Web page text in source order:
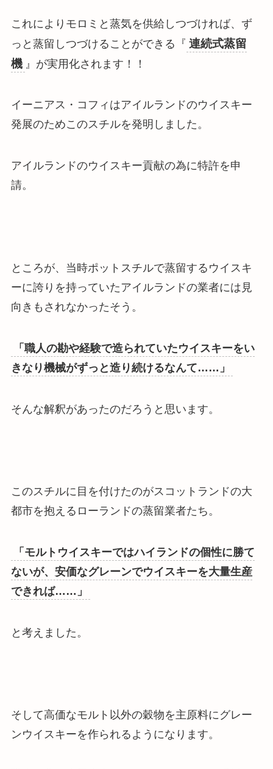
これによりモロミと蒸気を供給しつづければ、ず
っと蒸留しつづけることができる『 連続式蒸留
機 』が実用化されます！！
イーニアス・コフィはアイルランドのウイスキー
発展のためこのスチルを発明しました。
アイルランドのウイスキー貢献の為に特許を申
請。
ところが、当時ポットスチルで蒸留するウイスキ
ーに誇りを持っていたアイルランドの業者には見
向きもされなかったそう。
「職人の勘や経験で造られていたウイスキーをい
きなり機械がずっと造り続けるなんて……」
そんな解釈があったのだろうと思います。
このスチルに目を付けたのがスコットランドの大
都市を抱えるローランドの蒸留業者たち。
「モルトウイスキーではハイランドの個性に勝て
ないが、安価なグレーンでウイスキーを大量生産
できれば……」
と考えました。
そして高価なモルト以外の穀物を主原料にグレー
ンウイスキーを作られるようになります。